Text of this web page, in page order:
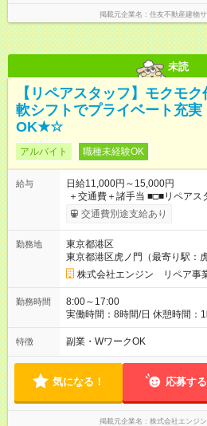
掲載元企業名 住友不動産建物
未読
【リペアスタッフ】モクモ
軟シフトでプライベート充
OK★☆
アルバイト 職種未経験OK
給与
日給11,000円～15,000円
＋交通費＋諸手当 ■□■リペアスタッフ経験者の方は…■□■ 技術
チェック後に日給を決定します
倍』！ ・その他手当により『
交通費規定支給 ◆残業手当あり
(2，000円/1日) ※宿泊を伴う現場の場合 ◆先輩スタ
﹋﹋﹋﹋﹋﹋﹋﹋﹋﹋﹋ ・週5
×20勤務 ＞＞月収22万円＋諸手当 【試用期間】試用期間あ
用期間の長さ：6ヶ月 ※ 雇用形
分があります。 雇用形態：本採
円 121勤務目から日給1万1，
::::: ::::: ::::: ::::: ::::: ::::::
交通費別途支給あり
勤務地
東京都港区
東京都港区虎ノ門（最寄り駅：
株式会社エンジン リペア事
勤務時間
8:00～17:00
実働時間：8時間/日 休憩時間
★週5日入れる方大歓迎！※日
可能！ ＼毎月希望シフト提出で働きやすい！／ 毎月20日までに
OK
特徴 副業・WワークOK
気になる！ 応募する
掲載元企業名 株式会社エンジ